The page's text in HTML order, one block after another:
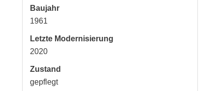
Baujahr
1961
Letzte Modernisierung
2020
Zustand
gepflegt